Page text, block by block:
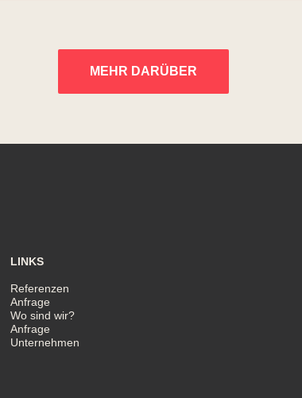
MEHR DARÜBER
LINKS
Referenzen
Anfrage
Wo sind wir?
Anfrage
Unternehmen